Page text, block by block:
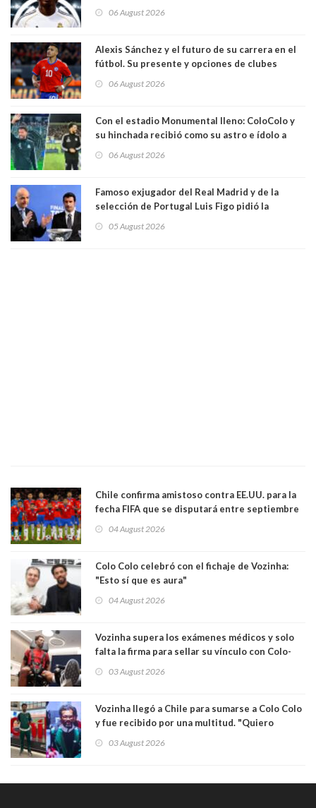
temporadas. 125 millones de dólares
06 August 2026
Alexis Sánchez y el futuro de su carrera en el
fútbol. Su presente y opciones de clubes
06 August 2026
Con el estadio Monumental lleno: ColoColo y
su hinchada recibió como su astro e ídolo a
Vozinha
06 August 2026
Famoso exjugador del Real Madrid y de la
selección de Portugal Luis Figo pidió la
dimisión de presidente de la Fifa: "Es el
comportamiento más bajo y cobarde que he
05 August 2026
Chile confirma amistoso contra EE.UU. para la
fecha FIFA que se disputará entre septiembre
y octubre
04 August 2026
Colo Colo celebró con el fichaje de Vozinha:
"Esto sí que es aura"
04 August 2026
Vozinha supera los exámenes médicos y solo
falta la firma para sellar su vínculo con Colo-
Colo
03 August 2026
Vozinha llegó a Chile para sumarse a Colo Colo
y fue recibido por una multitud. "Quiero
agradecer el cariño y la paciencia de los
hinchas"
03 August 2026